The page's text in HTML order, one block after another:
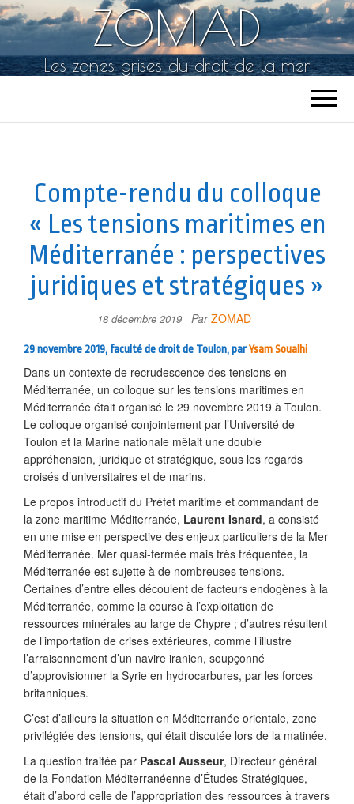
ZOMAD
Les zones grises du droit de la mer
Compte-rendu du colloque
« Les tensions maritimes en
Méditerranée : perspectives
juridiques et stratégiques »
18 décembre 2019 ParZOMAD
29 novembre 2019, faculté de droit de Toulon, parYsam Soualhi
Dans un contexte de recrudescence des tensions en
Méditerranée, un colloque sur les tensions maritimes en
Méditerranée était organisé le 29 novembre 2019 à Toulon.
Le colloque organisé conjointement par l’Université de
Toulon et la Marine nationale mêlait une double
appréhension, juridique et stratégique, sous les regards
croisés d’universitaires et de marins.
Le propos introductif du Préfet maritime et commandant de
la zone maritime Méditerranée, Laurent Isnard, a consisté
en une mise en perspective des enjeux particuliers de la Mer
Méditerranée. Mer quasi-fermée mais très fréquentée, la
Méditerranée est sujette à de nombreuses tensions.
Certaines d’entre elles découlent de facteurs endogènes à la
Méditerranée, comme la course à l’exploitation de
ressources minérales au large de Chypre ; d’autres résultent
de l’importation de crises extérieures, comme l’illustre
l’arraisonnement d’un navire iranien, soupçonné
d’approvisionner la Syrie en hydrocarbures, par les forces
britanniques.
C’est d’ailleurs la situation en Méditerranée orientale, zone
privilégiée des tensions, qui était discutée lors de la matinée.
La question traitée par Pascal Ausseur, Directeur général
de la Fondation Méditerranéenne d’Études Stratégiques,
était d’abord celle de l’appropriation des ressources à travers